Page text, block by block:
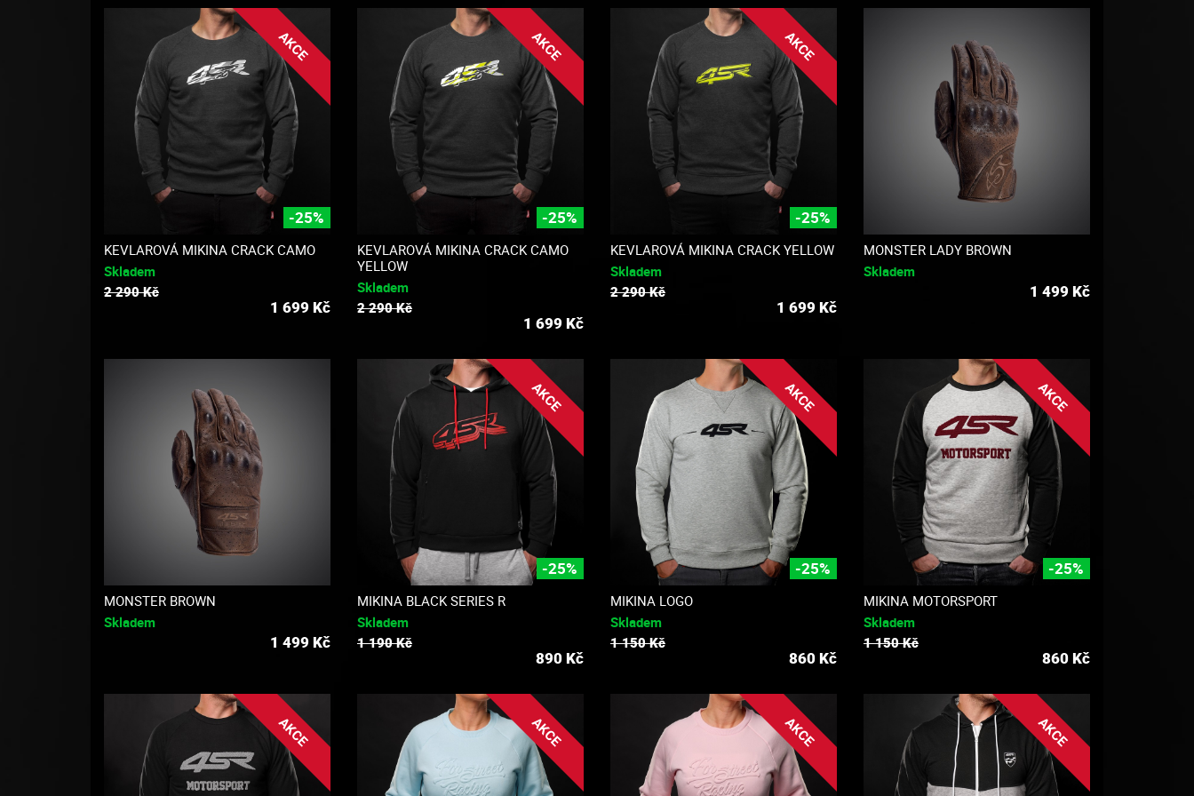
AKCE
-25%
KEVLAROVÁ MIKINA CRACK CAMO
Skladem
2 290 Kč
1 699 Kč
AKCE
-25%
KEVLAROVÁ MIKINA CRACK CAMO
YELLOW
Skladem
2 290 Kč
1 699 Kč
AKCE
-25%
KEVLAROVÁ MIKINA CRACK YELLOW
Skladem
2 290 Kč
1 699 Kč
MONSTER LADY BROWN
Skladem
1 499 Kč
MONSTER BROWN
Skladem
1 499 Kč
AKCE
-25%
MIKINA BLACK SERIES R
Skladem
1 190 Kč
890Kč
AKCE
-25%
MIKINA LOGO
Skladem
1 150 Kč
860Kč
AKCE
-25%
MIKINA MOTORSPORT
Skladem
1 150 Kč
860Kč
AKCE AKCE AKCE AKCE